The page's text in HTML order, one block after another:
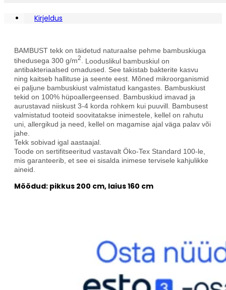
Kirjeldus
BAMBUST tekk on täidetud naturaalse pehme bambuskiuga
tihedusega 300 g/m2. Looduslikul bambuskiul on
antibakteriaalsed omadused. See takistab bakterite kasvu
ning kaitseb hallituse ja seente eest. Mõned mikroorganismid
ei paljune bambuskiust valmistatud kangastes. Bambuskiust
tekid on 100% hüpoallergeensed. Bambuskiud imavad ja
aurustavad niiskust 3-4 korda rohkem kui puuvill. Bambusest
valmistatud tooteid soovitatakse inimestele, kellel on rahutu
uni, allergikud ja need, kellel on magamise ajal väga palav või
jahe.
Tekk sobivad igal aastaajal.
Toode on sertifitseeritud vastavalt Öko-Tex Standard 100-le,
mis garanteerib, et see ei sisalda inimese tervisele kahjulikke
aineid.
Mõõdud: pikkus 200 cm, laius 160 cm